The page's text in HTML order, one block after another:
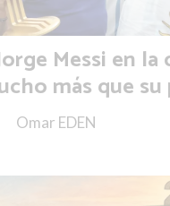
Messi en la
más que su
Omar EDEN